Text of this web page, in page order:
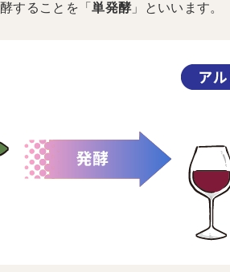
することを「単発酵」といいます。